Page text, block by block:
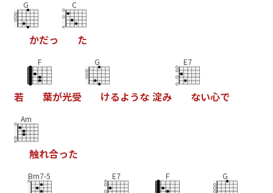
G
かだっ
C
た
若
F
葉が光受
G
けるような 淀み
E7
ない心で
Am
触れ合った
Bm7-5 E7 F G